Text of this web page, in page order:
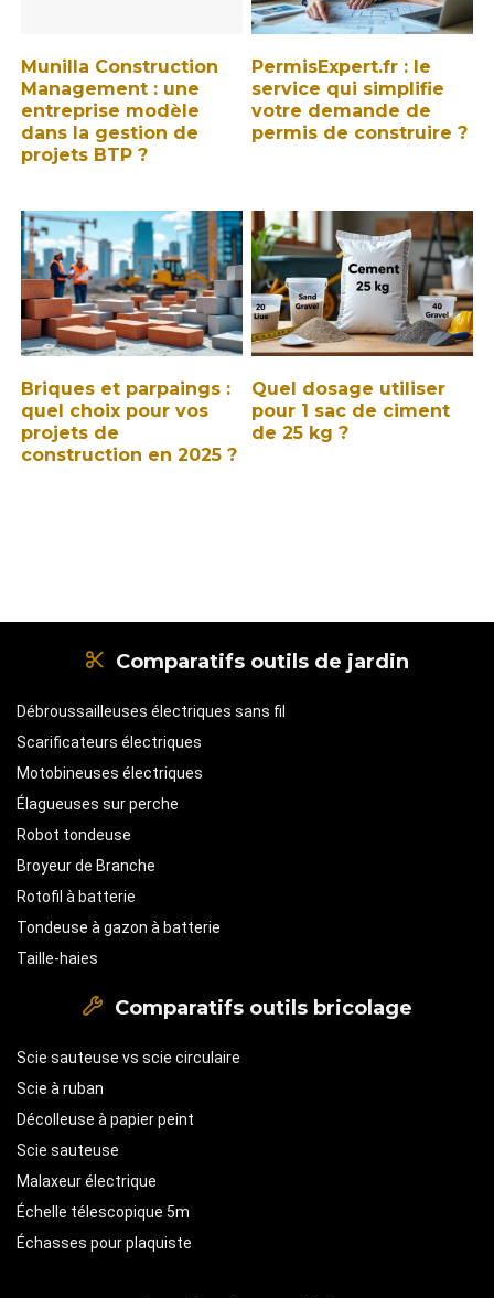
Munilla Construction
Management : une
entreprise modèle
dans la gestion de
projets BTP ?
PermisExpert.fr : le
service qui simplifie
votre demande de
permis de construire ?
Briques et parpaings :
quel choix pour vos
projets de
construction en 2025 ?
Quel dosage utiliser
pour 1 sac de ciment
de 25 kg ?
Comparatifs outils de jardin
Débroussailleuses électriques sans fil
Scarificateurs électriques
Motobineuses électriques
Élagueuses sur perche
Robot tondeuse
Broyeur de Branche
Rotofil à batterie
Tondeuse à gazon à batterie
Taille-haies
Comparatifs outils bricolage
Scie sauteuse vs scie circulaire
Scie à ruban
Décolleuse à papier peint
Scie sauteuse
Malaxeur électrique
Échelle télescopique 5m
Échasses pour plaquiste